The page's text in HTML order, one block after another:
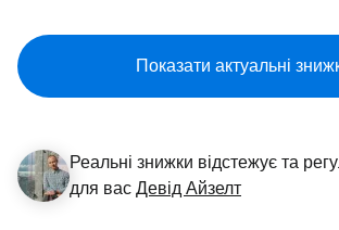
Показати актуальні
Реальні знижки відстежує та
для васДевід Айзелт